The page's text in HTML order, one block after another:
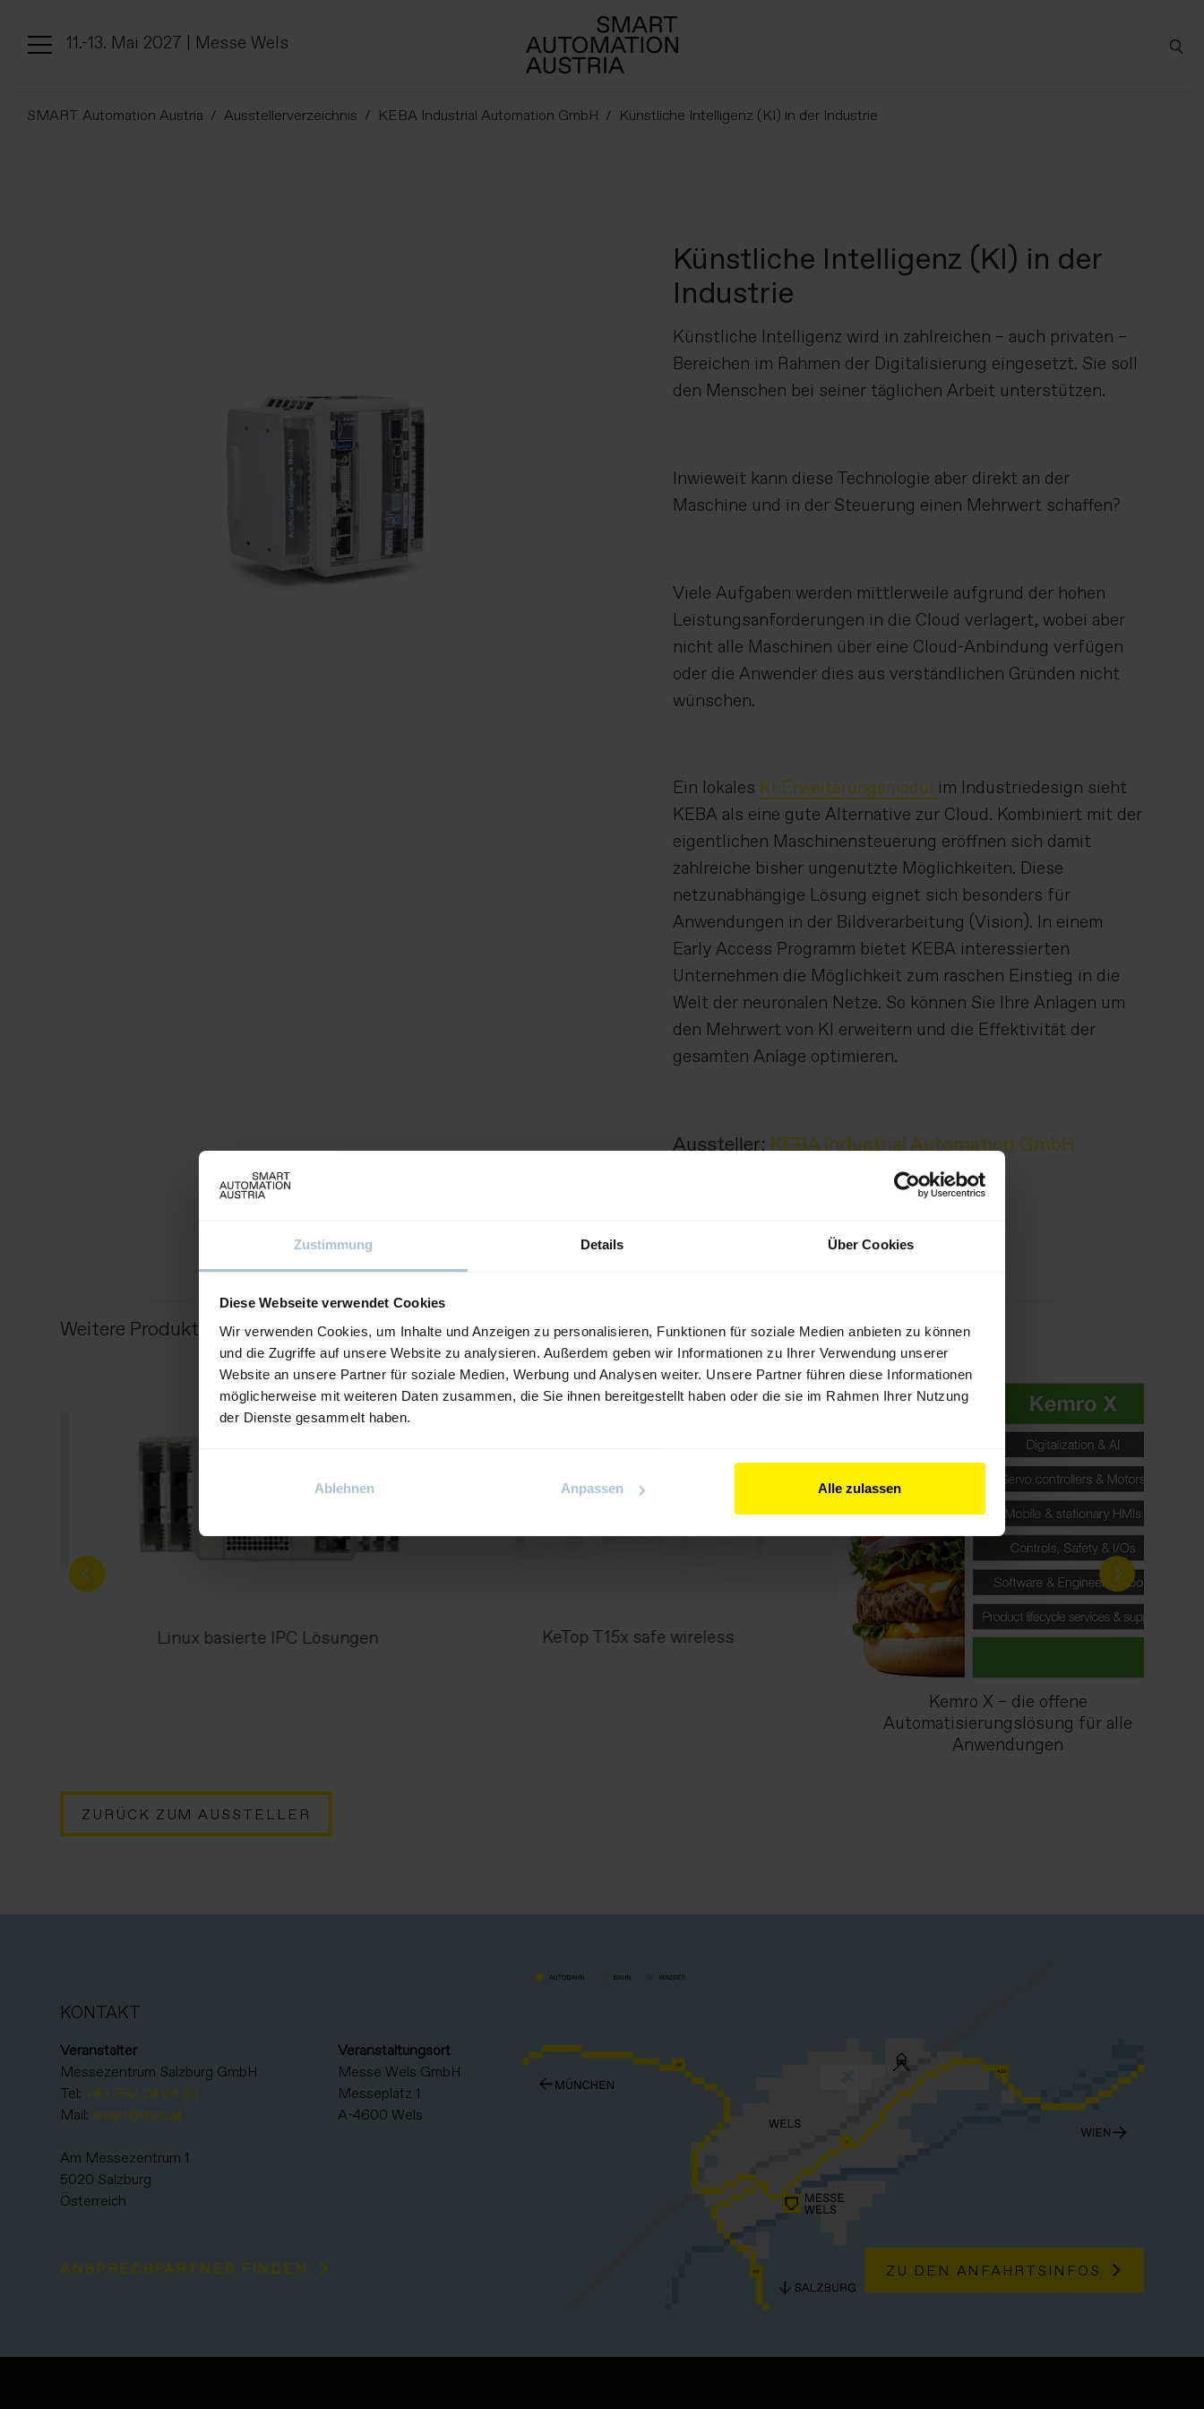
Zustimmung Details Über Cookies
Diese Webseite verwendet Cookies
Wir verwenden Cookies, um Inhalte und Anzeigen zu personalisieren, Funktionen für soziale Medien anbieten zu können
und die Zugriffe auf unsere Website zu analysieren. Außerdem geben wir Informationen zu Ihrer Verwendung unserer
Website an unsere Partner für soziale Medien, Werbung und Analysen weiter. Unsere Partner führen diese Informationen
möglicherweise mit weiteren Daten zusammen, die Sie ihnen bereitgestellt haben oder die sie im Rahmen Ihrer Nutzung
der Dienste gesammelt haben.
Ablehnen Anpassen Alle zulassen
11.-13. Mai 2027 | Messe Wels
SMART Automation Austria Ausstellerverzeichnis KEBA Industrial Automation GmbH Künstliche Intelligenz (KI) in der Industrie
Künstliche Intelligenz (KI) in der
Industrie
Künstliche Intelligenz wird in zahlreichen – auch privaten –
Bereichen im Rahmen der Digitalisierung eingesetzt. Sie soll
den Menschen bei seiner täglichen Arbeit unterstützen.
Inwieweit kann diese Technologie aber direkt an der
Maschine und in der Steuerung einen Mehrwert schaffen?
Viele Aufgaben werden mittlerweile aufgrund der hohen
Leistungsanforderungen in die Cloud verlagert, wobei aber
nicht alle Maschinen über eine Cloud-Anbindung verfügen
oder die Anwender dies aus verständlichen Gründen nicht
wünschen.
Ein lokales KI-Erweiterungsmodul im Industriedesign sieht
KEBA als eine gute Alternative zur Cloud. Kombiniert mit der
eigentlichen Maschinensteuerung eröffnen sich damit
zahlreiche bisher ungenutzte Möglichkeiten. Diese
netzunabhängige Lösung eignet sich besonders für
Anwendungen in der Bildverarbeitung (Vision). In einem
Early Access Programm bietet KEBA interessierten
Unternehmen die Möglichkeit zum raschen Einstieg in die
Welt der neuronalen Netze. So können Sie Ihre Anlagen um
den Mehrwert von KI erweitern und die Effektivität der
gesamten Anlage optimieren.
Aussteller: KEBA Industrial Automation GmbH
Weitere Produkte von diesem Aussteller
Linux basierte IPC Lösungen KeTop T15x safe wireless
Kemro X – die offene
Automatisierungslösung für alle
Anwendungen
ZURÜCK ZUM AUSSTELLER
KONTAKT
Veranstalter
Messezentrum Salzburg GmbH
Tel:+43 662 24 04 83
Mail: smart@mzs.at
Am Messezentrum 1
5020 Salzburg
Österreich
Veranstaltungsort
Messe Wels GmbH
Messeplatz 1
A-4600 Wels
ANSPRECHPARTNER FINDEN ZU DEN ANFAHRTSINFOS